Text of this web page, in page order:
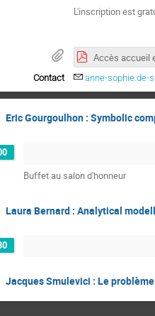
L'inscription est
Contact anne-sophie.de-
Eric Gourgoulhon : Symbolic
Buffet au salon d'honneur
Laura Bernard : Analytical
Jacques Smulevici : Le